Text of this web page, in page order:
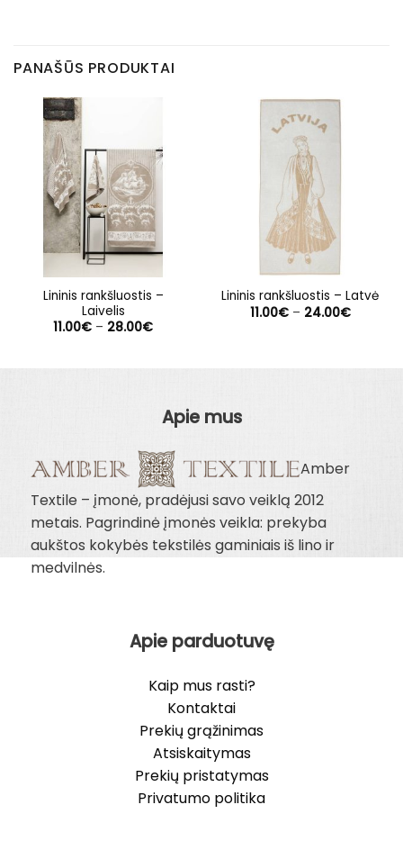
PANAŠŪS PRODUKTAI
Lininis rankšluostis –
Laivelis
11.00€ – 28.00€Price
Lininis rankšluostis – Latvė
11.00€ – 24.00€Price
Apie mus
Amber
Textile – įmonė, pradėjusi savo veiklą 2012
metais. Pagrindinė įmonės veikla: prekyba
aukštos kokybės tekstilės gaminiais iš lino ir
medvilnės.
Apie parduotuvę
Kaip mus rasti?
Kontaktai
Prekių grąžinimas
Atsiskaitymas
Prekių pristatymas
Privatumo politika